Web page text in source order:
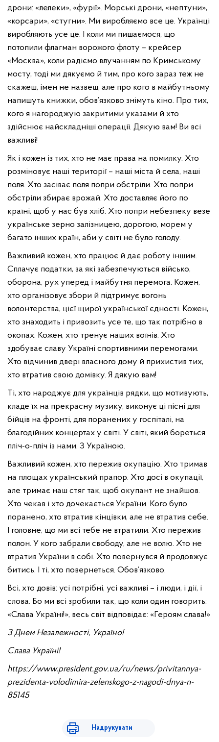
дрони: «лелеки», «фурії». Морські дрони, «нептуни»,
«корсари», «стугни». Ми виробляємо все це. Українці
виробляють усе це. І коли ми пишаємося, що
потопили флагман ворожого флоту – крейсер
«Москва», коли радіємо влучанням по Кримському
мосту, тоді ми дякуємо й тим, про кого зараз теж не
скажеш, імен не назвеш, але про кого в майбутньому
напишуть книжки, обов’язково знімуть кіно. Про тих,
кого я нагороджую закритими указами й хто
здійснює найскладніші операції. Дякую вам! Ви всі
важливі!
Як і кожен із тих, хто не має права на помилку. Хто
розміновує наші території – наші міста й села, наші
поля. Хто засіває поля попри обстріли. Хто попри
обстріли збирає врожай. Хто доставляє його по
країні, щоб у нас був хліб. Хто попри небезпеку везе
українське зерно залізницею, дорогою, морем у
багато інших країн, аби у світі не було голоду.
Важливий кожен, хто працює й дає роботу іншим.
Сплачує податки, за які забезпечуються військо,
оборона, рух уперед і майбутня перемога. Кожен,
хто організовує збори й підтримує вогонь
волонтерства, цієї щирої української єдності. Кожен,
хто знаходить і привозить усе те, що так потрібно в
окопах. Кожен, хто тренує наших воїнів. Хто
здобуває славу Україні спортивними перемогами.
Хто відчинив двері власного дому й прихистив тих,
хто втратив свою домівку. Я дякую вам!
Ті, хто народжує для українців рядки, що мотивують,
кладе їх на прекрасну музику, виконує ці пісні для
бійців на фронті, для поранених у госпіталі, на
благодійних концертах у світі. У світі, який бореться
пліч-о-пліч із нами. З Україною.
Важливий кожен, хто пережив окупацію. Хто тримав
на площах український прапор. Хто досі в окупації,
але тримає наш стяг так, щоб окупант не знайшов.
Хто чекав і хто дочекається України. Кого було
поранено, хто втратив кінцівки, але не втратив себе.
І головне, що ми всі тебе не втратили. Хто пережив
полон. У кого забрали свободу, але не волю. Хто не
втратив України в собі. Хто повернувся й продовжує
битись. І ті, хто повернеться. Обов’язково.
Всі, хто довів: усі потрібні, усі важливі – і люди, і дії, і
слова. Бо ми всі зробили так, що коли один говорить:
«Слава Україні!», весь світ відповідає: «Героям слава!»
З Днем Незалежності, Україно!
Слава Україні!
https://www.president.gov.ua/ru/news/privitannya-
prezidenta-volodimira-zelenskogo-z-nagodi-dnya-n-
85145
Надрукувати